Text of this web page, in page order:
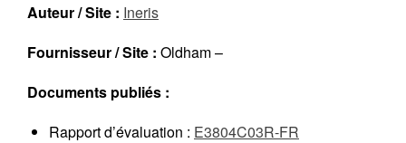
Auteur / Site : Ineris
Fournisseur / Site : Oldham –
Documents publiés :
Rapport d’évaluation : E3804C03R-FR